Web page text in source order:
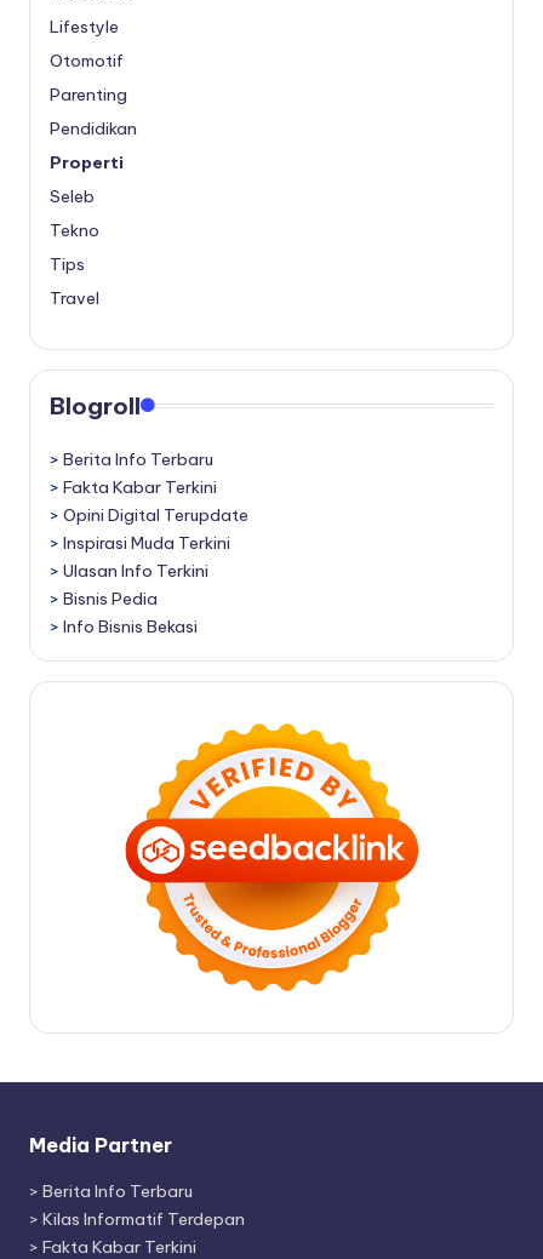
Lifestyle
Otomotif
Parenting
Pendidikan
Properti
Seleb
Tekno
Tips
Travel
Blogroll
> Berita Info Terbaru
> Fakta Kabar Terkini
> Opini Digital Terupdate
> Inspirasi Muda Terkini
> Ulasan Info Terkini
> Bisnis Pedia
> Info Bisnis Bekasi
Media Partner
> Berita Info Terbaru
> Kilas Informatif Terdepan
> Fakta Kabar Terkini